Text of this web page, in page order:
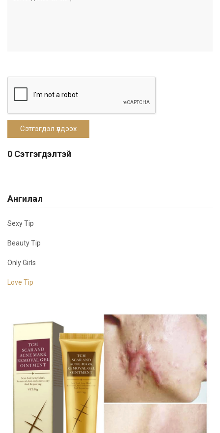
Ангилал
Sexy Tip
Beauty Tip
Only Girls
Love Tip
0 Сэтгэгдэлтэй